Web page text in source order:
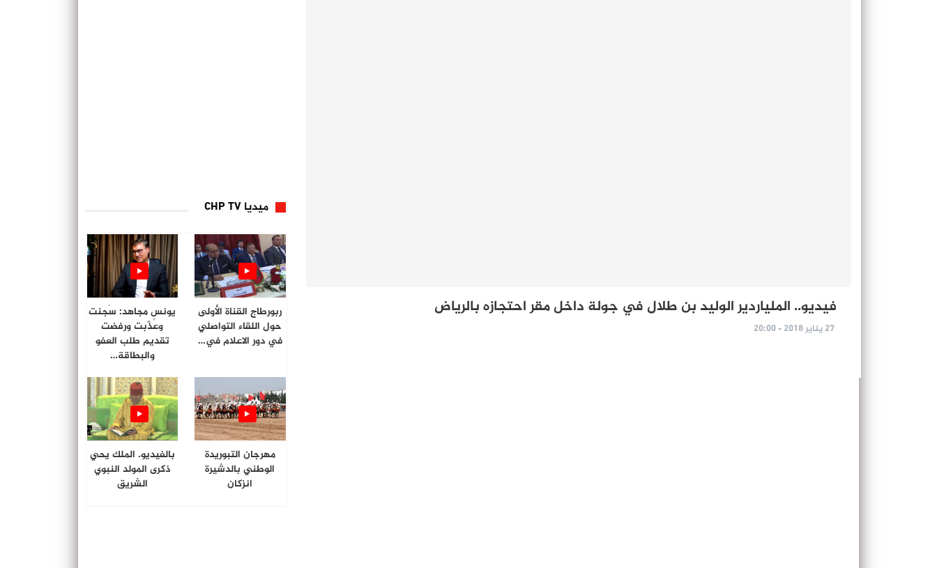
فيديو.. الملياردير الوليد بن طلال في جولة داخل مقر احتجازه بالرياض
27 يناير 2018 - 20:00
ميديا CHP TV
ربورطاج القناة الأولى
حول اللقاء التواصلي
في دور الاعلام في…
يونس مجاهد: سُجنت
وعُذّبت ورفضت
تقديم طلب العفو
والبطاقة…
مهرجان التبوريدة
الوطني بالدشيرة
انزكان
بالفيديو. الملك يحي
ذكرى المولد النبوي
الشريق